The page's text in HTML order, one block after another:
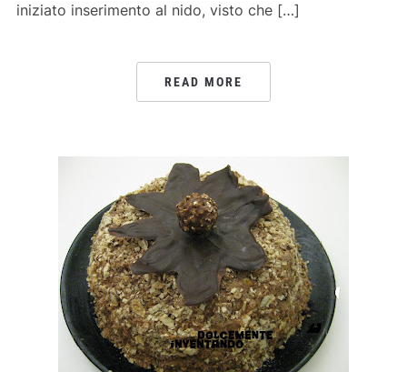
iniziato inserimento al nido, visto che […]
READ MORE